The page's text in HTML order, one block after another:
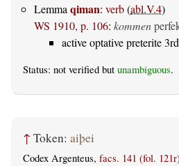
Lemmaqiman: verb(abl.V.4)
WS 1910, p. 106: kommen
active optative preterite
Status: not verified but unambiguous.
↑ Token: aiþei
Codex Argenteus, facs. 141 (fol.